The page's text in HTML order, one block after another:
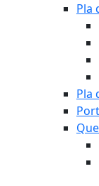
Pla
Pla